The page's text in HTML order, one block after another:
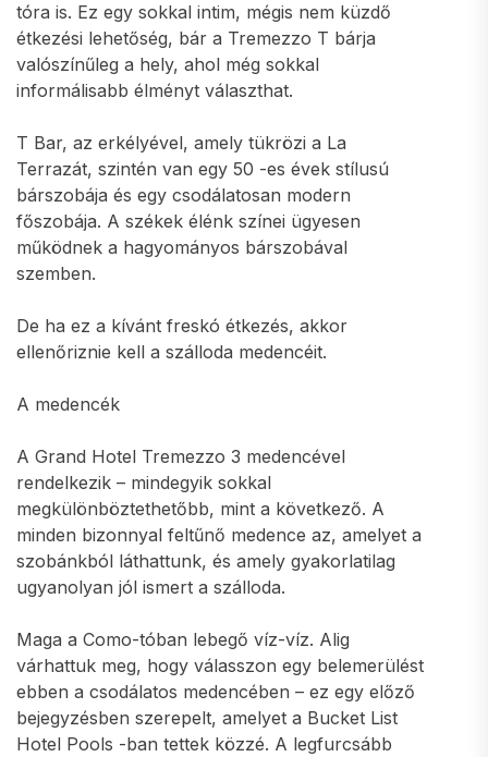
tóra is. Ez egy sokkal intim, mégis nem küzdő
étkezési lehetőség, bár a Tremezzo T bárja
valószínűleg a hely, ahol még sokkal
informálisabb élményt választhat.
T Bar, az erkélyével, amely tükrözi a La
Terrazát, szintén van egy 50 -es évek stílusú
bárszobája és egy csodálatosan modern
főszobája. A székek élénk színei ügyesen
működnek a hagyományos bárszobával
szemben.
De ha ez a kívánt freskó étkezés, akkor
ellenőriznie kell a szálloda medencéit.
A medencék
A Grand Hotel Tremezzo 3 medencével
rendelkezik – mindegyik sokkal
megkülönböztethetőbb, mint a következő. A
minden bizonnyal feltűnő medence az, amelyet a
szobánkból láthattunk, és amely gyakorlatilag
ugyanolyan jól ismert a szálloda.
Maga a Como-tóban lebegő víz-víz. Alig
várhattuk meg, hogy válasszon egy belemerülést
ebben a csodálatos medencében – ez egy előző
bejegyzésben szerepelt, amelyet a Bucket List
Hotel Pools -ban tettek közzé. A legfurcsább